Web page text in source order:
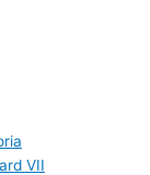
VII